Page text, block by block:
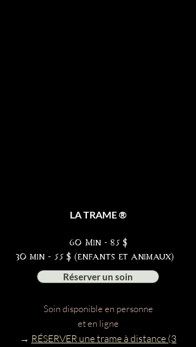
LA TRAME ®
60 Min - 85$
30 min - 55 $ (enfants et animaux)
Réserver un soin
Soin disponible en personne
et en ligne
→ RÉSERVER une trame à distance (3